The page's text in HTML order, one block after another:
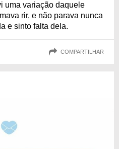
uma variação daquele
rir, e não parava nunca
e sinto falta dela.
COMPARTILHAR